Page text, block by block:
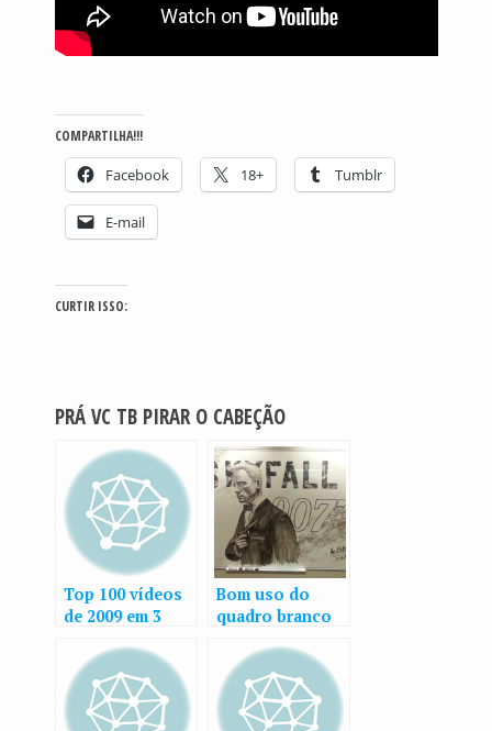
COMPARTILHA!!!
Facebook 18+ Tumblr
E-mail
CURTIR ISSO:
PRÁ VC TB PIRAR O CABEÇÃO
Top 100 vídeos
de 2009 em 3
Bom uso do
quadro branco